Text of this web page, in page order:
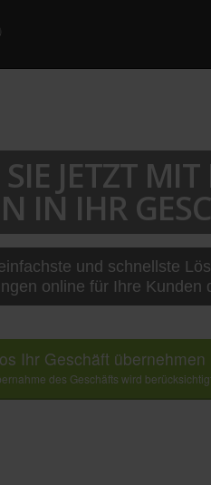
JETZT
IN IHR
und schnellste
online für Ihre Kunden
Ihr Geschäft übernehmen
des Geschäfts wird